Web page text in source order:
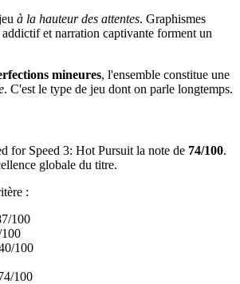
à la hauteur des attentes. Graphismes
et narration captivante forment un
mineures, l'ensemble constitue une
. C'est le type de jeu dont on parle longtemps.
for Speed 3: Hot Pursuit la note de 74/100.
globale du titre.
:
100
100
100